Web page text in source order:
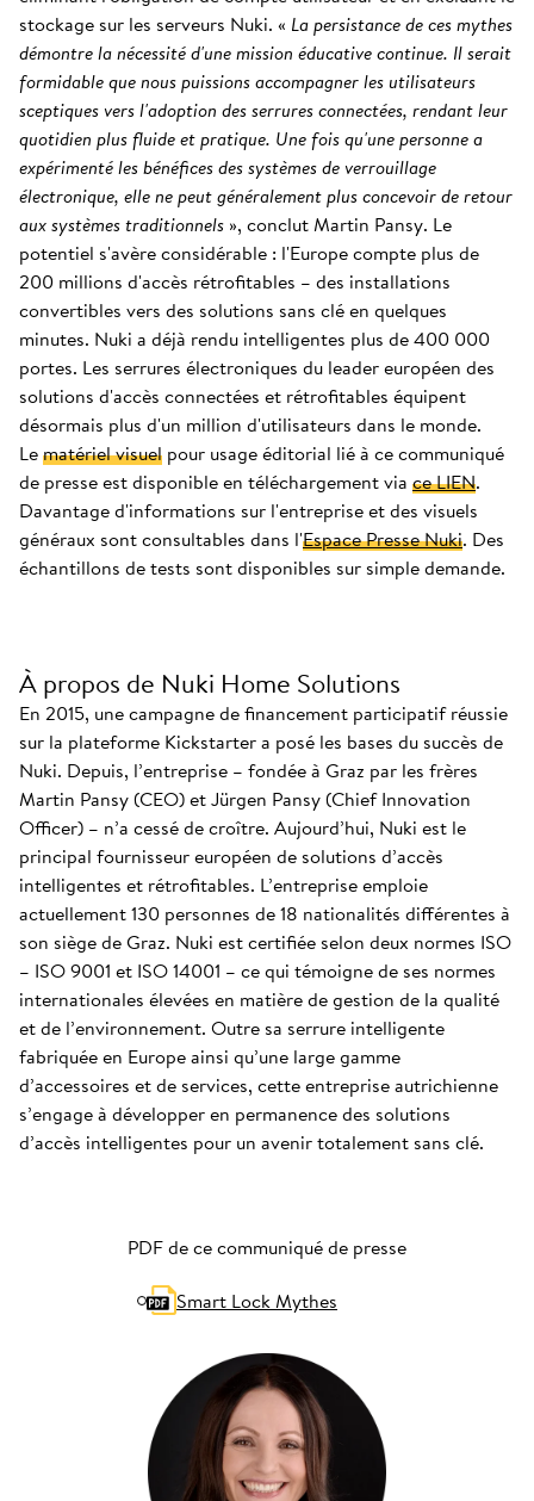
stockage sur les serveurs Nuki. « La persistance de ces mythes
démontre la nécessité d'une mission éducative continue. Il serait
formidable que nous puissions accompagner les utilisateurs
sceptiques vers l'adoption des serrures connectées, rendant leur
quotidien plus fluide et pratique. Une fois qu'une personne a
expérimenté les bénéfices des systèmes de verrouillage
électronique, elle ne peut généralement plus concevoir de retour
aux systèmes traditionnels », conclut Martin Pansy. Le
potentiel s'avère considérable : l'Europe compte plus de
200 millions d'accès rétrofitables – des installations
convertibles vers des solutions sans clé en quelques
minutes. Nuki a déjà rendu intelligentes plus de 400 000
portes. Les serrures électroniques du leader européen des
solutions d'accès connectées et rétrofitables équipent
désormais plus d'un million d'utilisateurs dans le monde.
Lematériel visuel pour usage éditorial lié à ce communiqué
de presse est disponible en téléchargement via ce LIEN.
Davantage d'informations sur l'entreprise et des visuels
généraux sont consultables dans l'Espace Presse Nuki. Des
échantillons de tests sont disponibles sur simple demande.
À propos de Nuki Home Solutions
En 2015, une campagne de financement participatif réussie
sur la plateforme Kickstarter a posé les bases du succès de
Nuki. Depuis, l’entreprise – fondée à Graz par les frères
Martin Pansy (CEO) et Jürgen Pansy (Chief Innovation
Officer) – n’a cessé de croître. Aujourd’hui, Nuki est le
principal fournisseur européen de solutions d’accès
intelligentes et rétrofitables. L’entreprise emploie
actuellement 130 personnes de 18 nationalités différentes à
son siège de Graz. Nuki est certifiée selon deux normes ISO
– ISO 9001 et ISO 14001 – ce qui témoigne de ses normes
internationales élevées en matière de gestion de la qualité
et de l’environnement. Outre sa serrure intelligente
fabriquée en Europe ainsi qu’une large gamme
d’accessoires et de services, cette entreprise autrichienne
s’engage à développer en permanence des solutions
d’accès intelligentes pour un avenir totalement sans clé.
PDF de ce communiqué de presse
Smart Lock Mythes